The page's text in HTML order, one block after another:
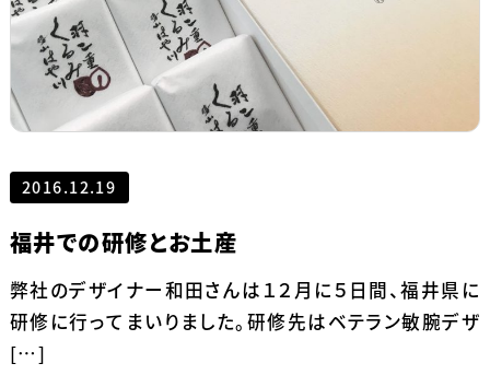
2016.12.19
福井での研修とお土産
弊社のデザイナー和田さんは１２月に５日間、福井県に
研修に行ってまいりました。研修先はベテラン敏腕デザ
[…]